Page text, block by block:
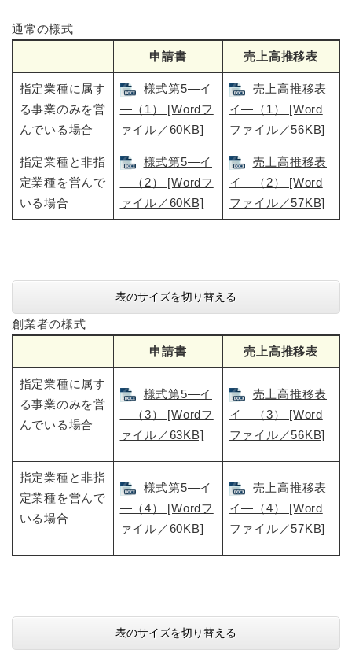
通常の様式
申請書 売上高推移表
指定業種に属す
る事業のみを営
んでいる場合
様式第5―イ
―（1） [Wordフ
ァイル／60KB]
売上高推移表
イ―（1） [Word
ファイル／56KB]
指定業種と非指
定業種を営んで
いる場合
様式第5―イ
―（2） [Wordフ
ァイル／60KB]
売上高推移表
イ―（2） [Word
ファイル／57KB]
表のサイズを切り替える
創業者の様式
申請書 売上高推移表
指定業種に属す
る事業のみを営
んでいる場合
様式第5―イ
―（3） [Wordフ
ァイル／63KB]
売上高推移表
イ―（3） [Word
ファイル／56KB]
指定業種と非指
定業種を営んで
いる場合
様式第5―イ
―（4） [Wordフ
ァイル／60KB]
売上高推移表
イ―（4） [Word
ファイル／57KB]
表のサイズを切り替える